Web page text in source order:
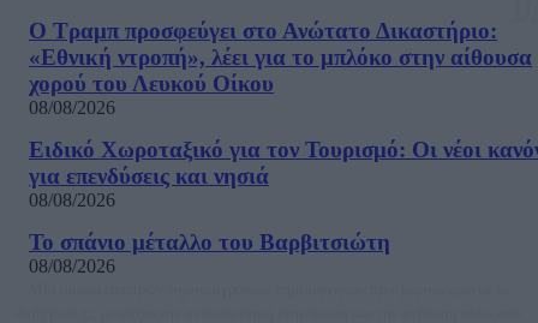
Ο Τραμπ προσφεύγει στο Ανώτατο Δικαστήριο:
«Εθνική ντροπή», λέει για το μπλόκο στην αίθουσα
χορού του Λευκού Οίκου
08/08/2026
Ειδικό Χωροταξικό για τον Τουρισμό: Οι νέοι
για επενδύσεις και νησιά
08/08/2026
Το σπάνιο μέταλλο του Βαρβιτσιώτη
08/08/2026